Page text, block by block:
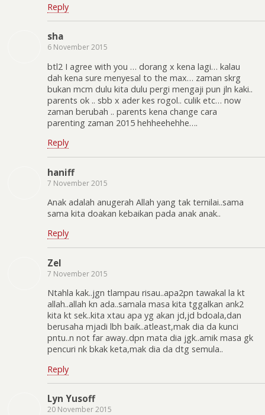
Reply
sha
6 November 2015
btl2 I agree with you … dorang x kena lagi… kalau
dah kena sure menyesal to the max… zaman skrg
bukan mcm dulu kita dulu pergi mengaji pun jln kaki..
parents ok .. sbb x ader kes rogol.. culik etc… now
zaman berubah .. parents kena change cara
parenting zaman 2015 hehheehehhe….
Reply
haniff
7 November 2015
Anak adalah anugerah Allah yang tak ternilai..sama
sama kita doakan kebaikan pada anak anak..
Reply
Zel
7 November 2015
Ntahla kak..jgn tlampau risau..apa2pn tawakal la kt
allah..allah kn ada..samala masa kita tggalkan ank2
kita kt sek..kita xtau apa yg akan jd,jd bdoala,dan
berusaha mjadi lbh baik..atleast,mak dia da kunci
pntu..n not far away..dpn mata dia jgk..amik masa gk
pencuri nk bkak keta,mak dia da dtg semula..
Reply
Lyn Yusoff
20 November 2015